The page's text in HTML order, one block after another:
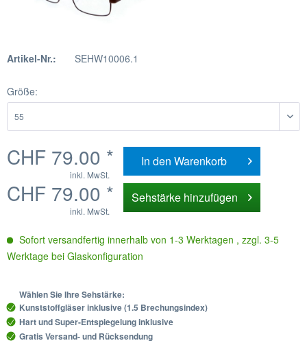
Artikel-Nr.: SEHW10006.1
Größe:
CHF 79.00 *
inkl. MwSt.
In den Warenkorb
CHF 79.00 *
inkl. MwSt.
Sehstärke hinzufügen
Sofort versandfertig innerhalb von 1-3 Werktagen , zzgl. 3-5
Werktage bei Glaskonfiguration
Wählen Sie Ihre Sehstärke:
Kunststoffgläser inklusive (1.5 Brechungsindex)
Hart und Super-Entspiegelung inklusive
Gratis Versand- und Rücksendung